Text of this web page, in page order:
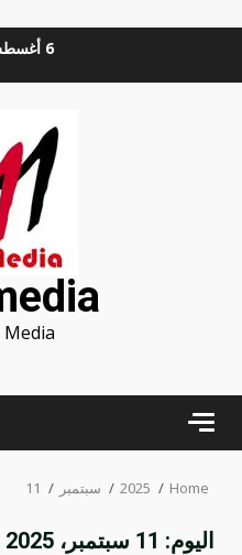
6 أغسطس، 2026
Media
Home
2025 سبتمبر 11
اليوم: 11 سبتمبر، 2025